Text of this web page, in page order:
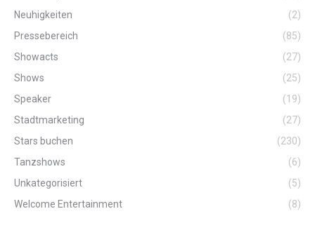
Neuhigkeiten
(2)
Pressebereich
(85)
Showacts
(27)
Shows
(25)
Speaker
(19)
Stadtmarketing
(27)
Stars buchen
(230)
Tanzshows
(6)
Unkategorisiert
(5)
Welcome Entertainment
(8)